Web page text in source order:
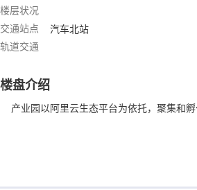
楼层状况
交通站点
汽车北站
轨道交通
楼盘介绍
产业园以阿里云生态平台为依托，聚集和